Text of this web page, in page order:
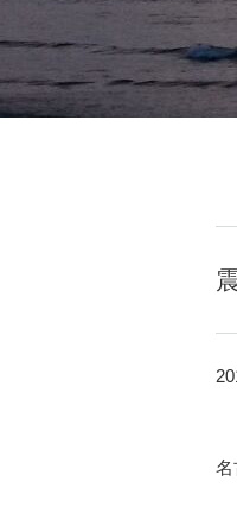
名